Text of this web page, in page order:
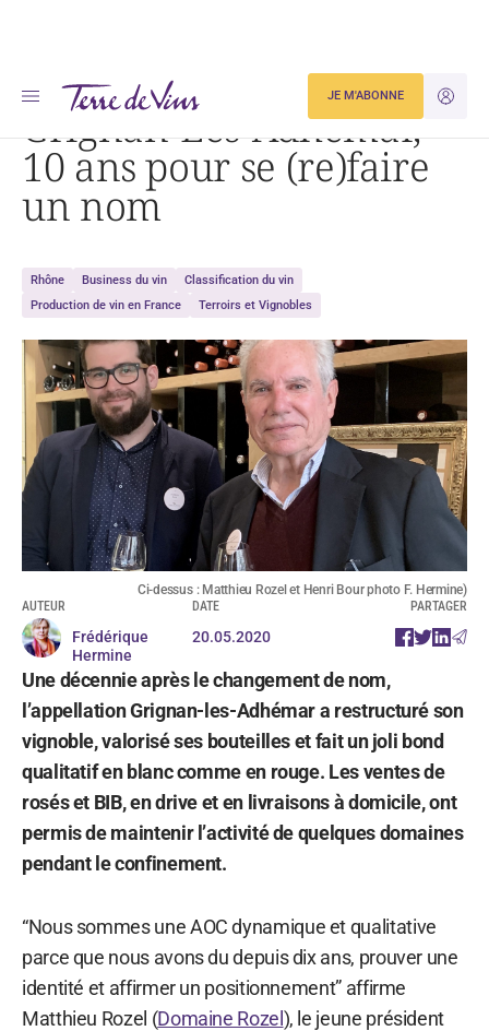
JE
JE M'ABONNE
Accueil Grignan-Les-Adhémar, 10 ans pour se (re)faire un nom
Grignan-Les-Adhémar,
10 ans pour se (re)faire
un nom
Rhône Business du vin
Classification du vin
Production de vin en France
Terroirs et Vignobles
Ci-dessus : Matthieu Rozel et Henri Bour photo F. Hermine)
AUTEUR
Frédérique
Hermine
DATE
20.05.2020
PARTAGER
Une décennie après le changement de nom,
l’appellation Grignan-les-Adhémar a restructuré son
vignoble, valorisé ses bouteilles et fait un joli bond
qualitatif en blanc comme en rouge. Les ventes de
rosés et BIB, en drive et en livraisons à domicile, ont
permis de maintenir l’activité de quelques domaines
pendant le confinement.
“Nous sommes une AOC dynamique et qualitative
parce que nous avons du depuis dix ans, prouver une
identité et affirmer un positionnement” affirme
Matthieu Rozel (Domaine Rozel ), le jeune président